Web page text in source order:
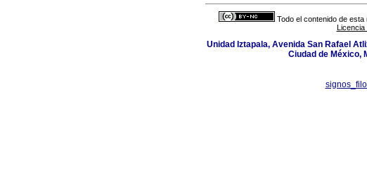
Todo el contenido de
Unidad Iztapala, Avenida San Rafael
Ciudad de México,